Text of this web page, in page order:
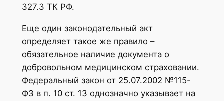
327.3 ТК РФ.
Еще один законодательный акт
определяет такое же правило –
обязательное наличие документа о
добровольном медицинском страховании.
Федеральный закон от 25.07.2002 №115-
ФЗ в п. 10 ст. 13 однозначно указывает на